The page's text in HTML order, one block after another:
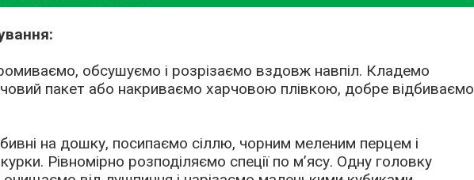
обсушуємо і розрізаємо вздовж навпіл. Кладемо
пакет або накриваємо харчовою плівкою, добре відбиваємо
на дошку, посипаємо сіллю, чорним меленим перцем і
Рівномірно розподіляємо спеції по м’ясу. Одну головку